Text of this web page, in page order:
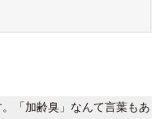
「加齢臭」なんて言葉もあ